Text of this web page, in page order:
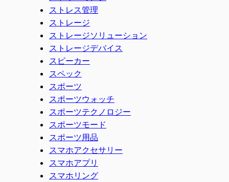
ストレス管理
ストレージ
ストレージソリューション
ストレージデバイス
スピーカー
スペック
スポーツ
スポーツウォッチ
スポーツテクノロジー
スポーツモード
スポーツ用品
スマホアクセサリー
スマホアプリ
スマホリング